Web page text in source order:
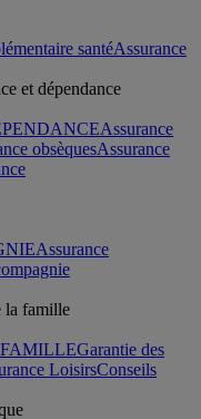
santéAssurance
Assurance
obsèquesAssurance
Assurance
Garantie des
LoisirsConseils